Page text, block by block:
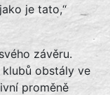
je tato,“
závěru.
obstály ve
proměně